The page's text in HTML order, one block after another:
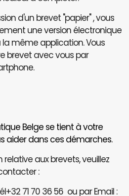
d'un brevet "papier" , vous
une version électronique
même application. Vous
brevet avec vous par
Belge se tient à votre
aider dans ces démarches.
aux brevets, veuillez
:
71 70 36 56 ou par Email :